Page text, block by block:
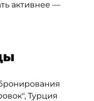
активнее —
Турция